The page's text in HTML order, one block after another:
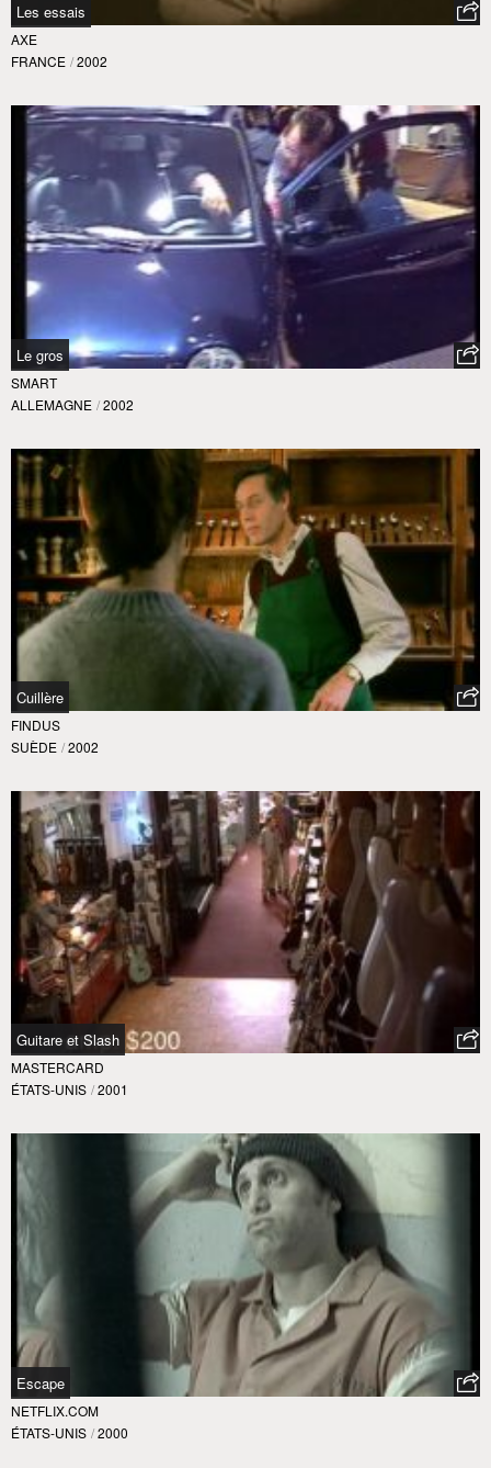
Les essais
AXE
FRANCE / 2002
Le gros
SMART
ALLEMAGNE / 2002
Cuillère
FINDUS
SUÈDE / 2002
Guitare et Slash
MASTERCARD
ÉTATS-UNIS / 2001
Escape
NETFLIX.COM
ÉTATS-UNIS / 2000